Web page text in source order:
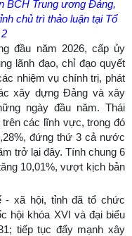
BCH Trung ương Đảng,
chủ trì thảo luận tại Tổ
đầu năm 2026, cấp ủy
lãnh đạo, chỉ đạo quyết
nhiệm vụ chính trị, phát
xây dựng Đảng và xây
ngày đầu năm. Thái
các lĩnh vực, trong đó
đứng thứ 3 cả nước
trở lại đây. Tính chung 6
10,01%, vượt kịch bản
- xã hội, tỉnh đã tổ chức
hội khóa XVI và đại biểu
tiếp tục đẩy mạnh xây